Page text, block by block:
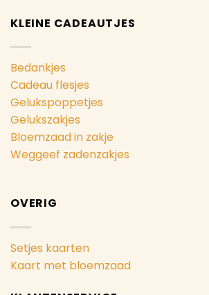
KLEINE CADEAUTJES
Bedankjes
Cadeau flesjes
Gelukspoppetjes
Gelukszakjes
Bloemzaad in zakje
Weggeef zadenzakjes
OVERIG
Setjes kaarten
Kaart met bloemzaad